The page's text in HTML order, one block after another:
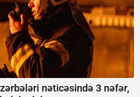
nəticəsində 3 nəfər,